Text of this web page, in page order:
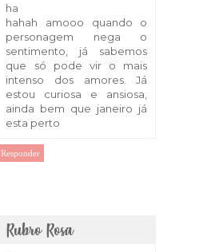
ha
hahah amooo quando o
personagem nega o
sentimento, já sabemos
que só pode vir o mais
intenso dos amores. Já
estou curiosa e ansiosa,
ainda bem que janeiro já
esta perto
Responder
Rubro Rosa